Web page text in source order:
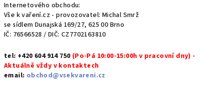
Internetového obchodu:
Vše k vaření.cz - provozovatel: Michal Smrž
se sídlem Dunajská 169/27, 625 00 Brno
IČ: 76566528 / DIČ: CZ7702163810
tel: +420 604 914 750 (Po-Pá 10:00-15:00h v pracovní dny) -
Aktuálně vždy v kontaktech
email: obchod@vsekvareni.cz